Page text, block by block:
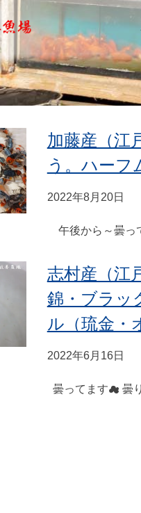
加藤産（江
う。ハーフ
2022年8月20日
午後から～曇っ
志村産（江
錦・ブラッ
ル（琉金・
2022年6月16日
曇ってます☁ 曇